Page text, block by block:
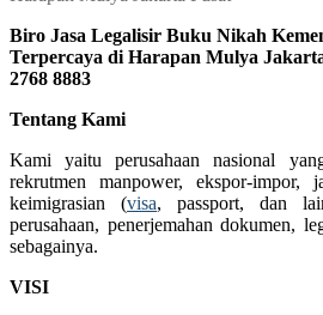
Biro Jasa Legalisir Buku Nikah
Terpercaya di Harapan Mulya
2768 8883
Tentang Kami
Kami yaitu perusahaan nasional
rekrutmen manpower, ekspor-impor,
keimigrasian (visa, passport, dan
perusahaan, penerjemahan dokumen,
sebagainya.
VISI